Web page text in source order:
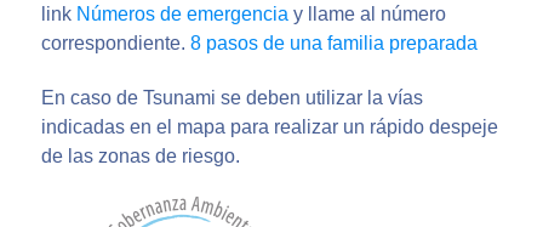
link Números de emergencia y llame al número
correspondiente. 8 pasos de una familia preparada
En caso de Tsunami se deben utilizar la vías
indicadas en el mapa para realizar un rápido despeje
de las zonas de riesgo.